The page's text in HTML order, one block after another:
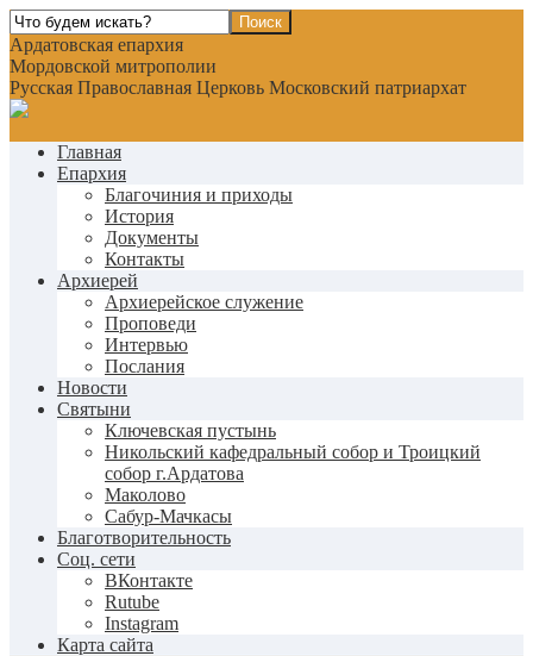
Ардатовская епархия
Мордовской митрополии
Русская Православная Церковь Московский патриархат
Главная
Епархия
Благочиния и приходы
История
Документы
Контакты
Архиерей
Архиерейское служение
Проповеди
Интервью
Послания
Новости
Святыни
Ключевская пустынь
Никольский кафедральный собор и Троицкий
собор г.Ардатова
Маколово
Сабур-Мачкасы
Благотворительность
Соц. сети
ВКонтакте
Rutube
Instagram
Карта сайта